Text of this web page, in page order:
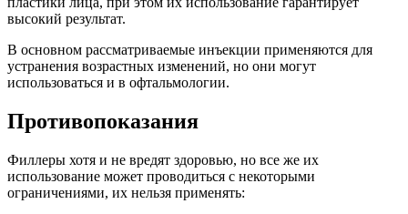
высокий результат.
В основном рассматриваемые инъекции применяются для
устранения возрастных изменений, но они могут
использоваться и в офтальмологии.
Противопоказания
Филлеры хотя и не вредят здоровью, но все же их
использование может проводиться с некоторыми
ограничениями, их нельзя применять: